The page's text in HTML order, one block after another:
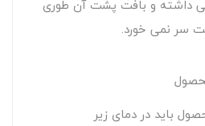
داشته و بافت پشت آن طوری
سر نمی خورد.
باید در دمای زیر